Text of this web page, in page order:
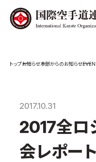
お知らせ本部からのお知らせ
2017.10.31
2017全ロ
会レポート